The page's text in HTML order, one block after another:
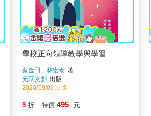
學校正向領導教學與學習
蔡金田、林宏泰著
元華文創 出版
2020/09/09 出版
9 折 特價 495 元